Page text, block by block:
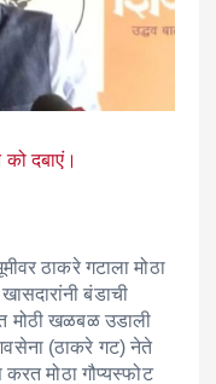
दबाएं।
ठाकरे गटाला मोठा
बंडाची
मोठी खळबळ उडाली
(ठाकरे गट) नेते
मोठा गौप्यस्फोट